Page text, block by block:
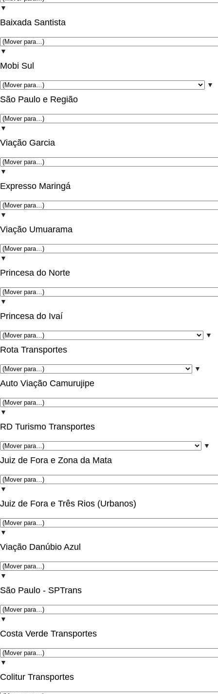
▼
Baixada Santista
▼
Mobi Sul
▼
São Paulo e Região
▼
Viação Garcia
▼
Expresso Maringá
▼
Viação Umuarama
▼
Princesa do Norte
▼
Princesa do Ivaí
▼
Rota Transportes
▼
Auto Viação Camurujipe
▼
RD Turismo Transportes
▼
Juiz de Fora e Zona da Mata
▼
Juiz de Fora e Três Rios (Urbanos)
▼
Viação Danúbio Azul
▼
São Paulo - SPTrans
▼
Costa Verde Transportes
▼
Colitur Transportes